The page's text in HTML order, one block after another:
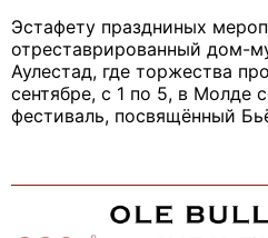
Эстафету праздниных
отреставрированный дом-
Аулестад, где торжества
сентябре, с 1 по 5, в Молде
фестиваль, посвящённый